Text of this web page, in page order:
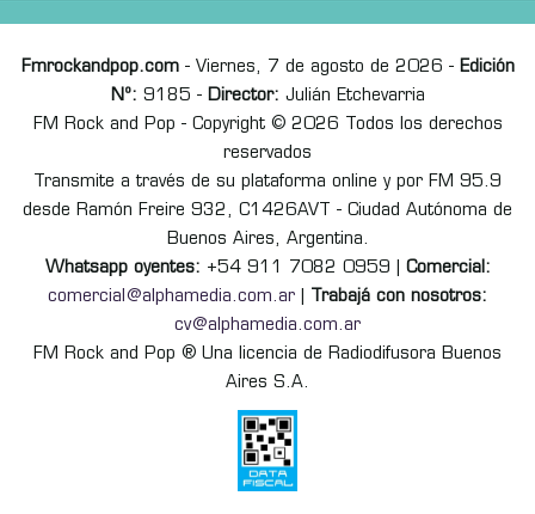
Fmrockandpop.com- Viernes, 7 de agosto de 2026 - Edición
Nº: 9185 - Director: Julián Etchevarria
FM Rock and Pop - Copyright © 2026 Todos los derechos
reservados
Transmite a través de su plataforma online y por FM 95.9
desde Ramón Freire 932, C1426AVT - Ciudad Autónoma de
Buenos Aires, Argentina.
Whatsapp oyentes: +54 911 7082 0959 | Comercial:
comercial@alphamedia.com.ar
Trabajá con nosotros:
cv@alphamedia.com.ar
FM Rock and Pop ® Una licencia de Radiodifusora Buenos
Aires S.A.